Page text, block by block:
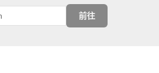
前往